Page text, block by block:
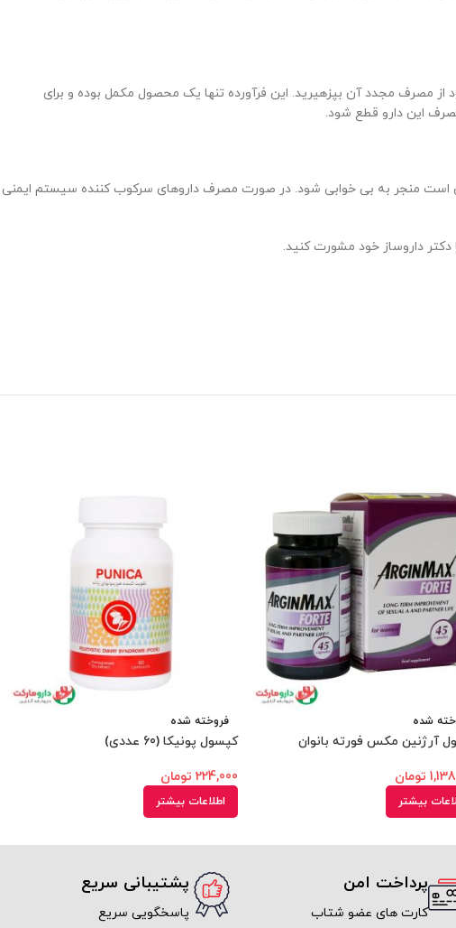
مصرف مجدد آن بپزهیرید. این فرآورده تنها یک محصول مکمل بوده و برای
است منجر به بی خوابی شود. در صورت مصرف داروهای سرکوب کننده سیستم ایمنی
داروساز خود مشورت کنید.
شده
آرژنین مکس فورته بانوان
تومان
بیشتر
فروخته شده
کپسول پونیکا (60 عددی)
224,000 تومان
اطلاعات بیشتر
پرداخت امن
کارت های عضو شتاب
پشتیبانی سریع
پاسخگویی سریع